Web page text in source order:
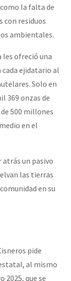
la falta de
con residuos
ambientales.
les ofreció una
cada ejidatario al
Solo en
369 onzas de
500 millones
en el
atrás un pasivo
las tierras
en su
pide
al mismo
2025, que se